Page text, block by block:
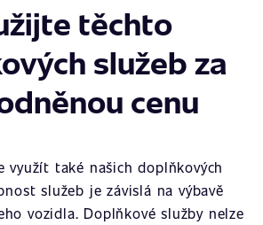
těchto
služeb za
cenu
využít také našich doplňkových
služeb je závislá na výbavě
vozidla. Doplňkové služby nelze